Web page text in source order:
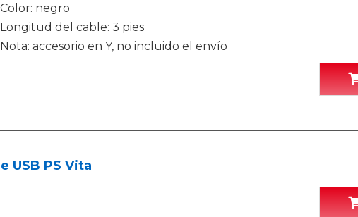
Color: negro
Longitud del cable: 3 pies
Nota: accesorio en Y, no incluido el envío
USB PS Vita